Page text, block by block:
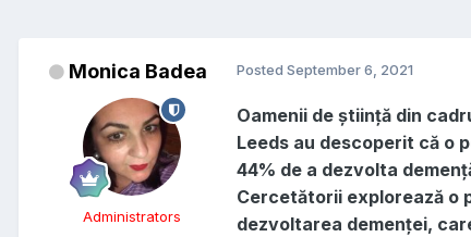
Monica Badea
Administrators
Posted September 6, 2021
Oamenii de știință din
Leeds au descoperit că o
44% de a dezvolta
Cercetătorii explorează o
dezvoltarea demenței,